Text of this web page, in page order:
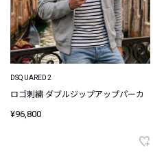
DSQUARED2
ロゴ刺繍 ダブルジップアップパーカ
¥96,800